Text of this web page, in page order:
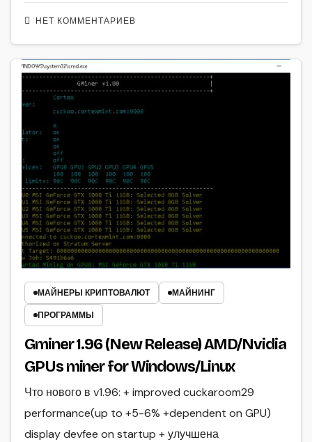
НЕТ КОММЕНТАРИЕВ
МАЙНЕРЫ КРИПТОВАЛЮТ
МАЙНИНГ
ПРОГРАММЫ
Gminer 1.96 (New Release) AMD/Nvidia
GPUs miner for Windows/Linux
Что нового в v1.96: + improved cuckaroom29
performance(up to +5-6% +dependent on GPU)
display devfee on startup + улучшена